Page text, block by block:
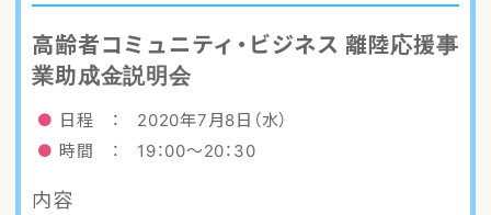
講座・サロン情報
高齢者コミュニティ・ビジネス 離陸応援事
業助成金説明会
日程 ： 2020年7月8日（水）
時間 ： 19：00～20：30
内容